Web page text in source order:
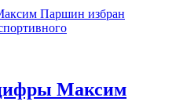
Максим